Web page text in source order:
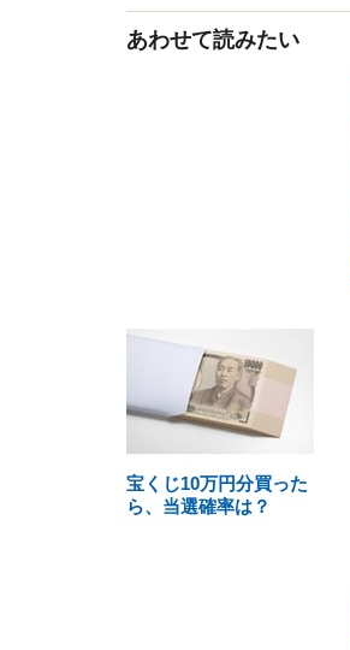
あわせて読みたい
宝くじ10万円分買った
ら、当選確率は？